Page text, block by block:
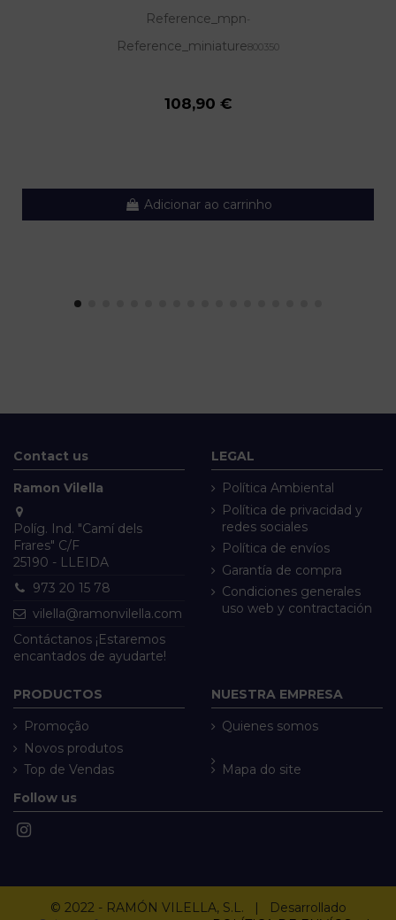
Reference_mpn-
Reference_miniature800350
108,90 €
Adicionar ao carrinho
Contact us
Ramon Vilella
Políg. Ind. "Camí dels
Frares" C/F
25190 - LLEIDA
973 20 15 78
vilella@ramonvilella.com
Contáctanos ¡Estaremos
encantados de ayudarte!
LEGAL
Política Ambiental
Política de privacidad y
redes sociales
Política de envíos
Garantía de compra
Condiciones generales
uso web y contractación
PRODUCTOS
Promoção
Novos produtos
Top de Vendas
NUESTRA EMPRESA
Quienes somos
Mapa do site
Follow us
© 2022 - RAMÓN VILELLA, S.L. | Desarrollado